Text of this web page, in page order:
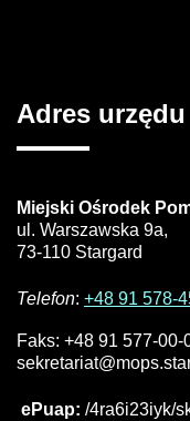
Adres urzędu
Miejski Ośrodek
ul. Warszawska 9a,
73-110 Stargard
Telefon: +48 91 578-
Faks: +48 91 577-00-
ePuap: /4ra6i23iyk/